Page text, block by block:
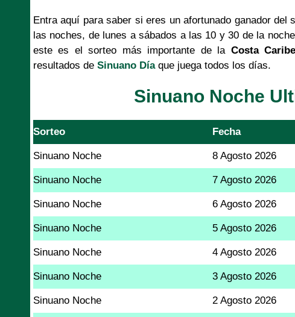
Entra aquí para saber si eres un afortunado ganador del
las noches, de lunes a sábados a las 10 y 30 de la
este es el sorteo más importante de la Costa
resultados de Sinuano Díaque juega todos los días.
Sinuano Noche
Sorteo Fecha
Sinuano Noche 8 Agosto 2026
Sinuano Noche 7 Agosto 2026
Sinuano Noche 6 Agosto 2026
Sinuano Noche 5 Agosto 2026
Sinuano Noche 4 Agosto 2026
Sinuano Noche 3 Agosto 2026
Sinuano Noche 2 Agosto 2026